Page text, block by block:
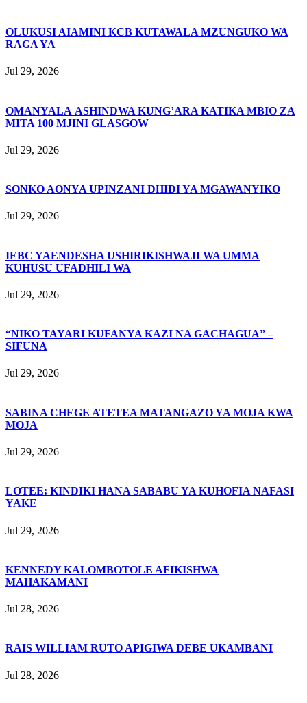
OLUKUSI AIAMINI KCB KUTAWALA MZUNGUKO WA
RAGA YA
Jul 29, 2026
OMANYALA ASHINDWA KUNG’ARA KATIKA MBIO ZA
MITA 100 MJINI GLASGOW
Jul 29, 2026
SONKO AONYA UPINZANI DHIDI YA MGAWANYIKO
Jul 29, 2026
IEBC YAENDESHA USHIRIKISHWAJI WA UMMA
KUHUSU UFADHILI WA
Jul 29, 2026
“NIKO TAYARI KUFANYA KAZI NA GACHAGUA” –
SIFUNA
Jul 29, 2026
SABINA CHEGE ATETEA MATANGAZO YA MOJA KWA
MOJA
Jul 29, 2026
LOTEE: KINDIKI HANA SABABU YA KUHOFIA NAFASI
YAKE
Jul 29, 2026
KENNEDY KALOMBOTOLE AFIKISHWA
MAHAKAMANI
Jul 28, 2026
RAIS WILLIAM RUTO APIGIWA DEBE UKAMBANI
Jul 28, 2026